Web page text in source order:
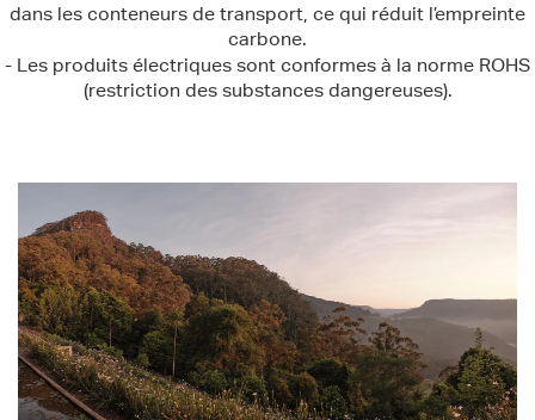
dans les conteneurs de transport, ce qui réduit l’empreinte
carbone.
- Les produits électriques sont conformes à la norme ROHS
(restriction des substances dangereuses).